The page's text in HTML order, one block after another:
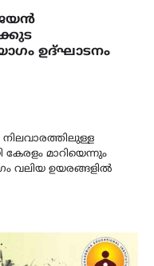
ഉദ്ഘാടനം
നിലവാരത്തിലുള്ള
മാറിയെന്നും
വലിയ ഉയരങ്ങളിൽ